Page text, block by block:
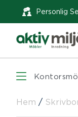
Personlig
Hem /